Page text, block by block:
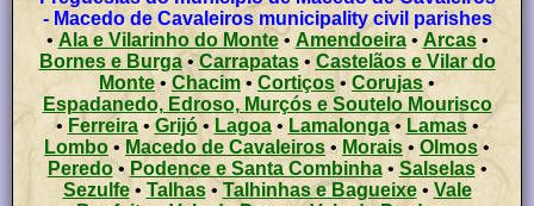
- Macedo de Cavaleiros municipality civil parishes
• Ala e Vilarinho do Monte• Amendoeira• Arcas•
Bornes e Burga •Carrapatas • Castelãos e Vilar do
Monte •Chacim • Cortiços • Corujas•
Espadanedo, Edroso, Murçós e Soutelo Mourisco
• Ferreira• Grijó•Lagoa• Lamalonga• Lamas•
Lombo • Macedo de Cavaleiros• Morais • Olmos •
Peredo•Podence e Santa Combinha •Salselas•
Sezulfe•Talhas•Talhinhas e Bagueixe • Vale